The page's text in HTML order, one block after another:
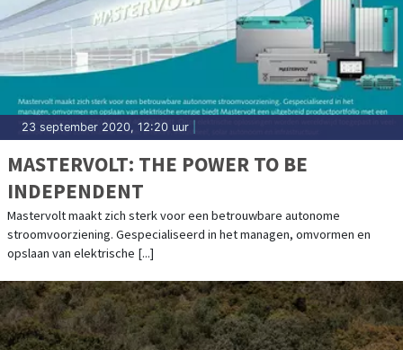
23 september 2020, 12:20 uur
MASTERVOLT: THE POWER TO BE
INDEPENDENT
Mastervolt maakt zich sterk voor een betrouwbare autonome
stroomvoorziening. Gespecialiseerd in het managen, omvormen en
opslaan van elektrische [...]